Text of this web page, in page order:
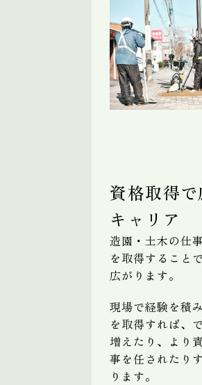
資格取得で
キャリア
造園・土木の仕
を取得すること
広がります。
現場で経験を積
を取得すれば、
増えたり、より
事を任されたり
ります。